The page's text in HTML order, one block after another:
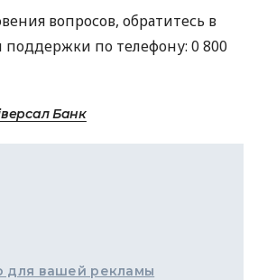
вопросов, обратитесь в
поддержки по телефону: 0 800
Банк
для вашей рекламы